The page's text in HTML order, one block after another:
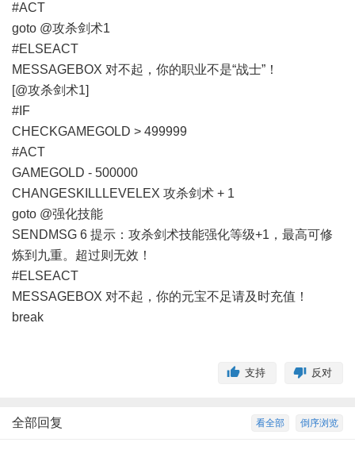
#ACT
goto @攻杀剑术1
#ELSEACT
MESSAGEBOX 对不起，你的职业不是“战士”！
[@攻杀剑术1]
#IF
CHECKGAMEGOLD > 499999
#ACT
GAMEGOLD - 500000
CHANGESKILLLEVELEX 攻杀剑术 + 1
goto @强化技能
SENDMSG 6 提示：攻杀剑术技能强化等级+1，最高可修
炼到九重。超过则无效！
#ELSEACT
MESSAGEBOX 对不起，你的元宝不足请及时充值！
break
反对
支持
倒序浏览
看全部
全部回复